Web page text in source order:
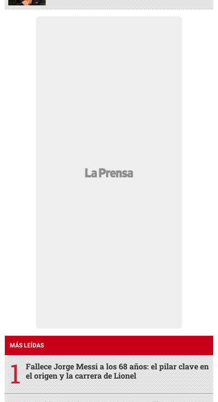
MÁS LEÍDAS
Fallece Jorge Messi a los 68 años: el pilar clave en
el origen y la carrera de Lionel